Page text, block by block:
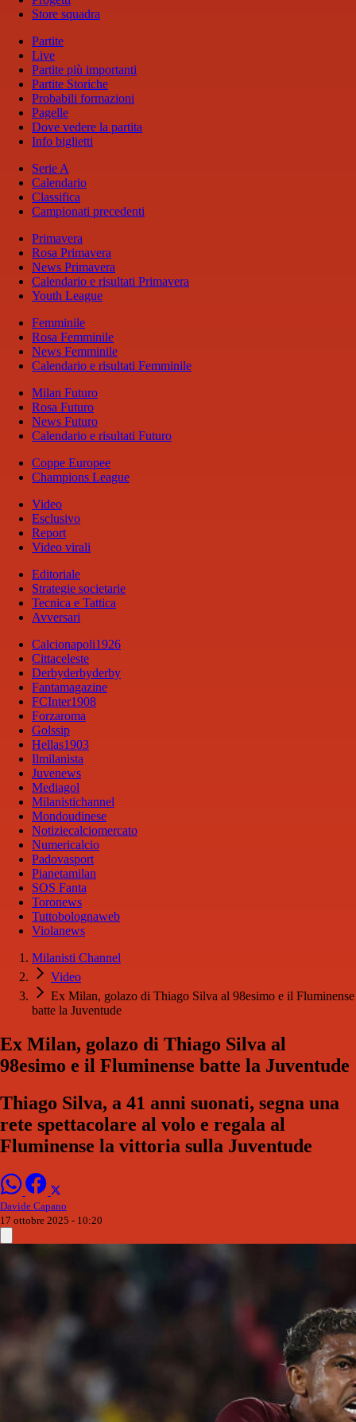
Store squadra
Partite
Live
Partite più importanti
Partite Storiche
Probabili formazioni
Pagelle
Dove vedere la partita
Info biglietti
Serie A
Calendario
Classifica
Campionati precedenti
Primavera
Rosa Primavera
News Primavera
Calendario e risultati Primavera
Youth League
Femminile
Rosa Femminile
News Femminile
Calendario e risultati Femminile
Milan Futuro
Rosa Futuro
News Futuro
Calendario e risultati Futuro
Coppe Europee
Champions League
Video
Esclusivo
Report
Video virali
Editoriale
Strategie societarie
Tecnica e Tattica
Avversari
Calcionapoli1926
Cittaceleste
Derbyderbyderby
Fantamagazine
FCInter1908
Forzaroma
Golssip
Hellas1903
Ilmilanista
Juvenews
Mediagol
Milanistichannel
Mondoudinese
Notiziecalciomercato
Numericalcio
Padovasport
Pianetamilan
SOS Fanta
Toronews
Tuttobolognaweb
Violanews
Milanisti Channel
Video
Ex Milan, golazo di Thiago Silva al 98esimo e il Fluminense
batte la Juventude
Ex Milan, golazo di Thiago Silva al
98esimo e il Fluminense batte la Juventude
Thiago Silva, a 41 anni suonati, segna una
rete spettacolare al volo e regala al
Fluminense la vittoria sulla Juventude
Davide Capano
17 ottobre 2025 - 10:20